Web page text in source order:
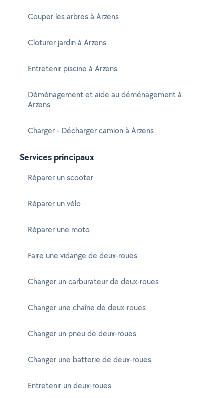
Couper les arbres à Arzens
Cloturer jardin à Arzens
Entretenir piscine à Arzens
Déménagement et aide au déménagement à
Arzens
Charger - Décharger camion à Arzens
Services principaux
Réparer un scooter
Réparer un vélo
Réparer une moto
Faire une vidange de deux-roues
Changer un carburateur de deux-roues
Changer une chaîne de deux-roues
Changer un pneu de deux-roues
Changer une batterie de deux-roues
Entretenir un deux-roues